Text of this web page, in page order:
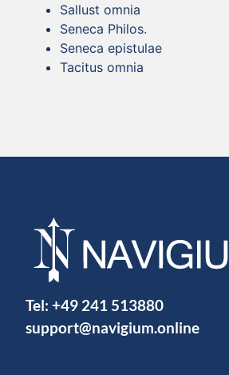
Sallust omnia
Seneca Philos.
Seneca epistulae
Tacitus omnia
Tel: +49 241 513880
support@navigium.online